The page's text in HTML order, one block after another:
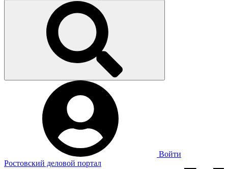
Войти
Ростовский деловой портал